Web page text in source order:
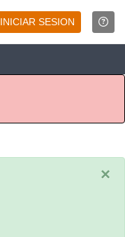
INICIAR SESION
×